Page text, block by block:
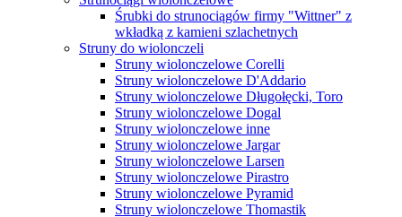
Śrubki do strunociągów firmy "Wittner" z
wkładką z kamieni szlachetnych
Struny do wiolonczeli
Struny wiolonczelowe Corelli
Struny wiolonczelowe D'Addario
Struny wiolonczelowe Długołęcki, Toro
Struny wiolonczelowe Dogal
Struny wiolonczelowe inne
Struny wiolonczelowe Jargar
Struny wiolonczelowe Larsen
Struny wiolonczelowe Pirastro
Struny wiolonczelowe Pyramid
Struny wiolonczelowe Thomastik